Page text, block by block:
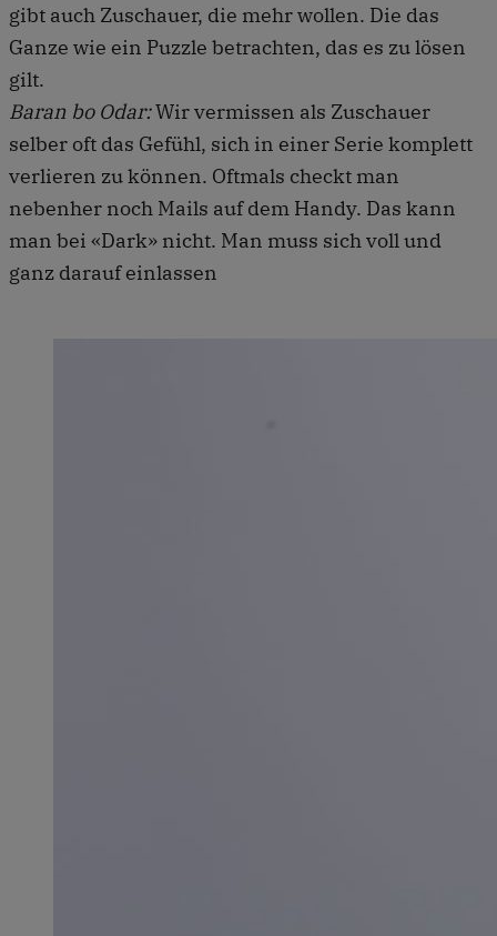
gibt auch Zuschauer, die mehr wollen. Die das
Ganze wie ein Puzzle betrachten, das es zu lösen
gilt.
Baran bo Odar:Wir vermissen als Zuschauer
selber oft das Gefühl, sich in einer Serie komplett
verlieren zu können. Oftmals checkt man
nebenher noch Mails auf dem Handy. Das kann
man bei «Dark» nicht. Man muss sich voll und
ganz darauf einlassen